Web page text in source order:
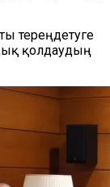
тереңдетуге
қолдаудың